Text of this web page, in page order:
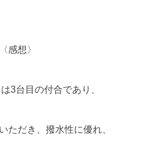
〈感想〉
3台目の付合であり、
ただき、撥水性に優れ、